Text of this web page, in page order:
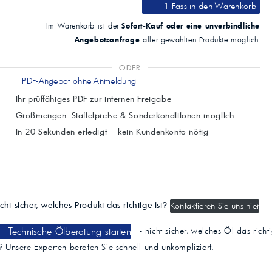
1 Fassin den Warenkorb
Im Warenkorb ist derSofort-Kauf oder eine unverbindliche
Angebotsanfrage aller gewählten Produkte möglich.
ODER
PDF-Angebot ohne Anmeldung
Ihr prüffähiges PDF zur internen Freigabe
Großmengen: Staffelpreise & Sonderkonditionen möglich
In 20 Sekunden erledigt – kein Kundenkonto nötig
sicher, welches Produkt das richtige ist? Kontaktieren Sie uns hier
Ähnliche Produkte (Getriebeöl 75W-85)